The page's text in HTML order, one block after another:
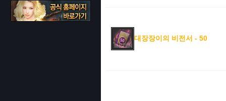
대장장이의 비전서 - 50